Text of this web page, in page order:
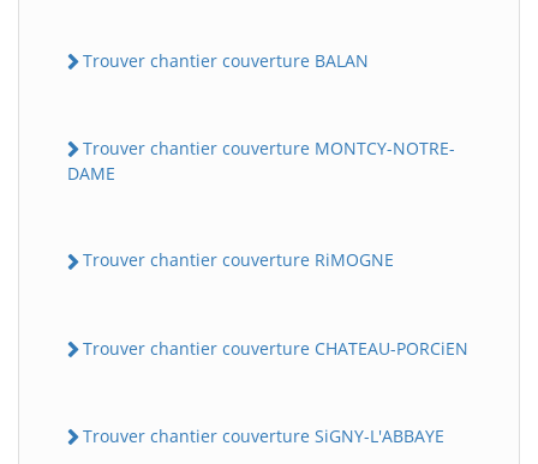
Trouver chantier couverture BALAN
Trouver chantier couverture MONTCY-NOTRE-
DAME
Trouver chantier couverture RiMOGNE
Trouver chantier couverture CHATEAU-PORCiEN
Trouver chantier couverture SiGNY-L'ABBAYE